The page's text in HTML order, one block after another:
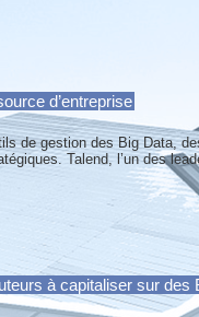
d’entreprise
de gestion des Big Data,
Talend, l’un des
à capitaliser sur des